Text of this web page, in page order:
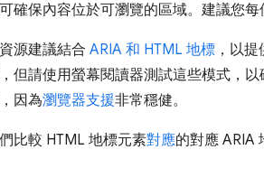
確保內容位於可瀏覽的區域。建議您每
源建議結合 ARIA 和 HTML 地標 ，以
但請使用螢幕閱讀器測試這些模式，
因為瀏覽器支援非常穩健。
比較 HTML 地標元素對應的對應 ARIA